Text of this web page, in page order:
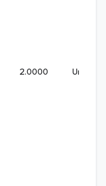
2.0000 Unidade